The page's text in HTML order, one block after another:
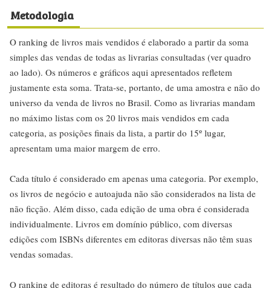
Metodologia
O ranking de livros mais vendidos é elaborado a partir da soma
simples das vendas de todas as livrarias consultadas (ver quadro
ao lado). Os números e gráficos aqui apresentados refletem
justamente esta soma. Trata-se, portanto, de uma amostra e não do
universo da venda de livros no Brasil. Como as livrarias mandam
no máximo listas com os 20 livros mais vendidos em cada
categoria, as posições finais da lista, a partir do 15º lugar,
apresentam uma maior margem de erro.
Cada título é considerado em apenas uma categoria. Por exemplo,
os livros de negócio e autoajuda não são considerados na lista de
não ficção. Além disso, cada edição de uma obra é considerada
individualmente. Livros em domínio público, com diversas
edições com ISBNs diferentes em editoras diversas não têm suas
vendas somadas.
O ranking de editoras é resultado do número de títulos que cada